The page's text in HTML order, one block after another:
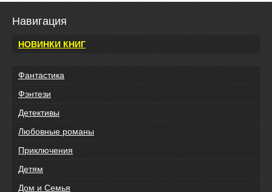
Навигация
НОВИНКИ КНИГ
Фантастика
Фэнтези
Детективы
Любовные романы
Приключения
Детям
Дом и Семья